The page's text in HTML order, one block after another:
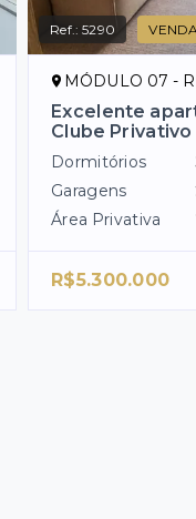
Ref.:5290 VENDA
MÓDULO 07 -
Excelente
Clube Privativo
Dormitórios
Garagens
Área Privativa
R$5.300.000